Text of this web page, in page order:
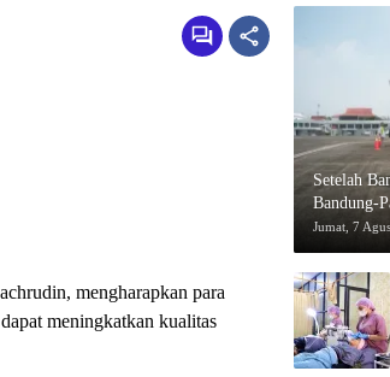
mengharapkan para
meningkatkan kualitas
Setelah
Bandung-
Jumat, 7